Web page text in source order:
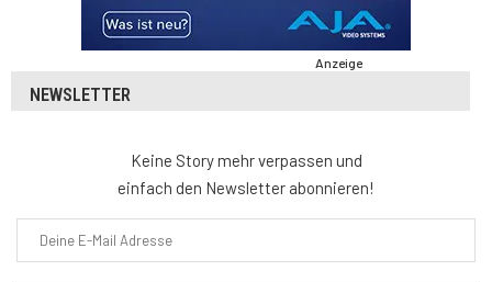
Anzeige
NEWSLETTER
Keine Story mehr verpassen und
einfach den Newsletter abonnieren!